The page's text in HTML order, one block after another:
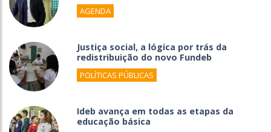
AGENDA
Justiça social, a lógica por trás da
redistribuição do novo Fundeb
POLÍTICAS PÚBLICAS
Ideb avança em todas as etapas da
educação básica